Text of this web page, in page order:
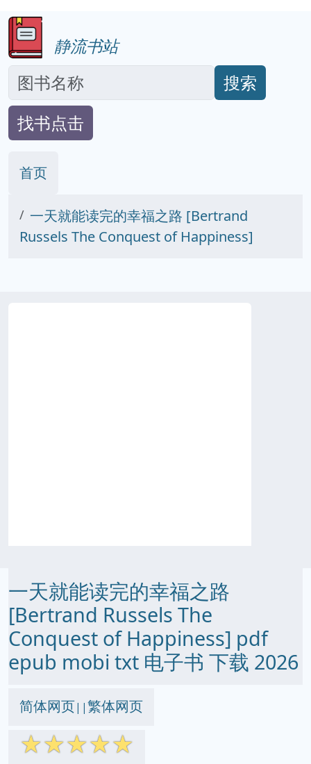
静流书站
搜索
找书点击
首页
一天就能读完的幸福之路 [Bertrand
Russels The Conquest of Happiness]
一天就能读完的幸福之路
[Bertrand Russels The
Conquest of Happiness] pdf
epub mobi txt 电子书 下载 2026
简体网页||繁体网页
☆☆☆☆☆